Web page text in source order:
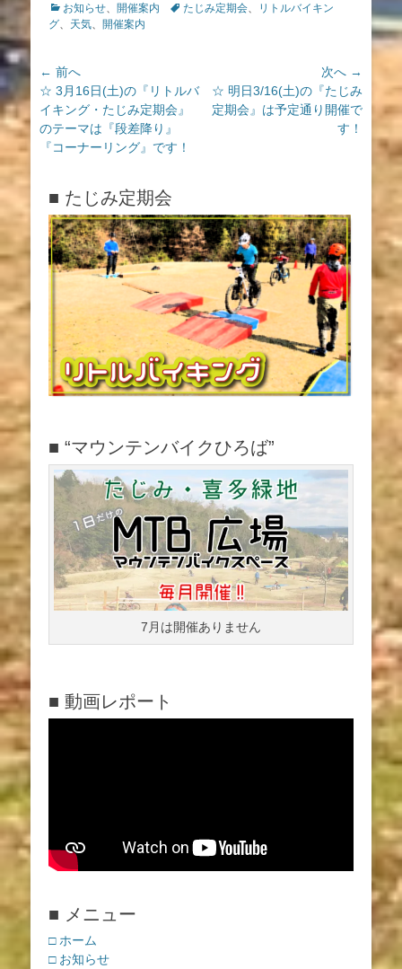
カ
テ
ー
お知らせ、 開催案内
タ たじみ定期会、
リトルバイキン
グ、 天気、 開催案内
投
稿
ナ
ビ
シ
ョ
ン
← 前へ
前
の
投
稿:
☆ 3月16日(土)の『リトルバ
イキング・たじみ定期会』
のテーマは『段差降り』
『コーナーリング』です！
次へ →
☆ 明日3/16(土)の『たじみ
定期会』は予定通り開催で
す！
■ たじみ定期会
■ “マウンテンバイクひろば”
7月は開催ありません
■ 動画レポート
■ メニュー
□ ホーム
□ お知らせ